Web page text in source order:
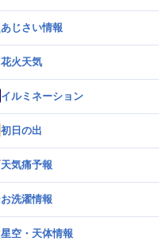
あじさい情報
花火天気
イルミネーション
初日の出
天気痛予報
お洗濯情報
星空・天体情報